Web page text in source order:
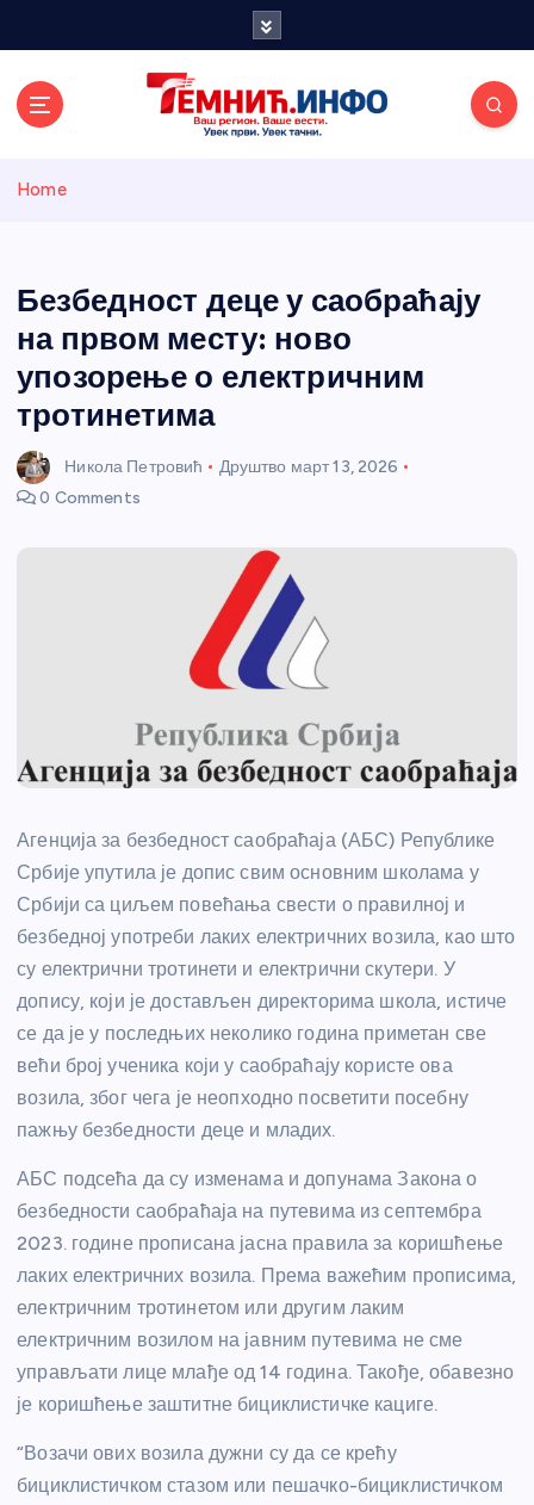
и портал
Home
Безбедност деце у саобраћају
на првом месту: ново
упозорење о електричним
тротинетима
Никола Петровић Друштво март 13, 2026
0 Comments
Агенција за безбедност саобраћаја (АБС) Републике
Србије упутила је допис свим основним школама у
Србији са циљем повећања свести о правилној и
безбедној употреби лаких електричних возила, као што
су електрични тротинети и електрични скутери. У
допису, који је достављен директорима школа, истиче
се да је у последњих неколико година приметан све
већи број ученика који у саобраћају користе ова
возила, због чега је неопходно посветити посебну
пажњу безбедности деце и младих.
АБС подсећа да су изменама и допунама Закона о
безбедности саобраћаја на путевима из септембра
2023. године прописана јасна правила за коришћење
лаких електричних возила. Према важећим прописима,
електричним тротинетом или другим лаким
електричним возилом на јавним путевима не сме
управљати лице млађе од 14 година. Такође, обавезно
је коришћење заштитне бициклистичке кациге.
“Возачи ових возила дужни су да се крећу
бициклистичком стазом или пешачко-бициклистичком